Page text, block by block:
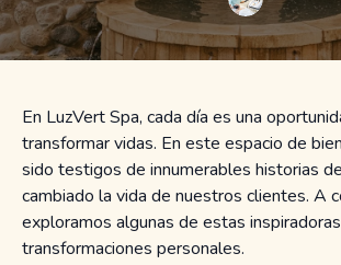
En LuzVert Spa, cada día es una
transformar vidas. En este espacio de
sido testigos de innumerables historias
cambiado la vida de nuestros clientes. A
exploramos algunas de estas inspiradoras
transformaciones personales.